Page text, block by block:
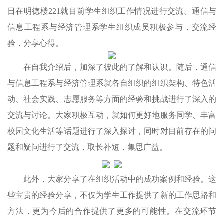
日在明德楼221就目前学生组织工作情况进行交流。通信与
信息工程系与经济管理系学生组织成员积极参与，交流经
验，分享心得。
在自我介绍后，加深了彼此的了解和认识。随后，通信
与信息工程系与经济管理系就各自组织的组织架构、特色活
动、社会实践、志愿服务等方面的经验和挑战进行了深入的
交流与讨论。大家积极互动，就如何更好地服务同学、丰富
校园文化生活等话题进行了深入探讨，同时对目前存在的问
题和疑问进行了交流，取长补短，集思广益。
此外，大家分享了在组织活动中的成功案例和经验。这
些宝贵的经验分享，不仅为学生工作提供了新的工作思路和
方法，更为今后的合作提供了更多的可能性。在交流环节